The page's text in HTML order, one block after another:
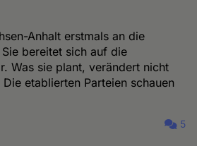
Anhalt erstmals an die
bereitet sich auf die
Was sie plant, verändert nicht
etablierten Parteien schauen
5